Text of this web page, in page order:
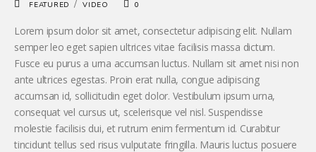
FEATURED / VIDEO 0
Lorem ipsum dolor sit amet, consectetur adipiscing elit. Nullam
semper leo eget sapien ultrices vitae facilisis massa dictum.
Fusce eu purus a urna accumsan luctus. Nullam sit amet nisi non
ante ultrices egestas. Proin erat nulla, congue adipiscing
accumsan id, sollicitudin eget dolor. Vestibulum ipsum urna,
consequat vel cursus ut, scelerisque vel nisl. Suspendisse
molestie facilisis dui, et rutrum enim fermentum id. Curabitur
tincidunt tellus sed risus vulputate fringilla. Mauris luctus posuere